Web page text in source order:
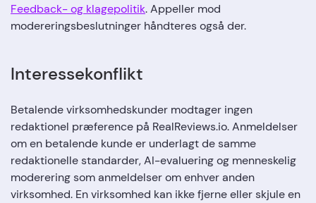
Feedback- og klagepolitik. Appeller mod
modereringsbeslutninger håndteres også der.
Interessekonflikt
Betalende virksomhedskunder modtager ingen
redaktionel præference på RealReviews.io. Anmeldelser
om en betalende kunde er underlagt de samme
redaktionelle standarder, AI-evaluering og menneskelig
moderering som anmeldelser om enhver anden
virksomhed. En virksomhed kan ikke fjerne eller skjule en